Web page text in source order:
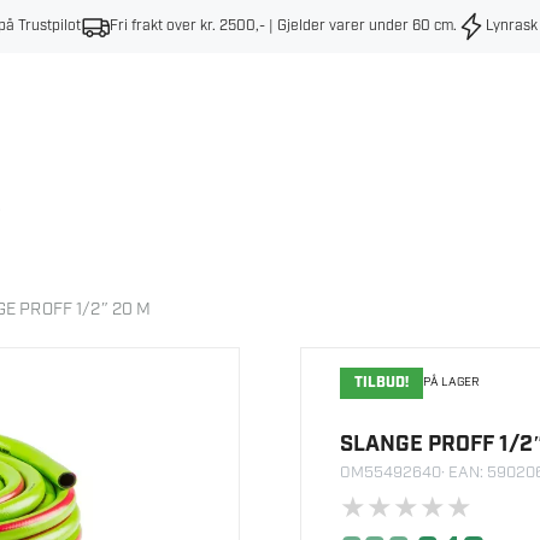
Trustpilot Fri frakt over kr. 2500,- | Gjelder varer under 60 cm.
PROFF 1/2″ 20 M
TILBUD! PÅ LAGER
SLANGE PROFF 1/
OM55492640· EAN:
★★★★★